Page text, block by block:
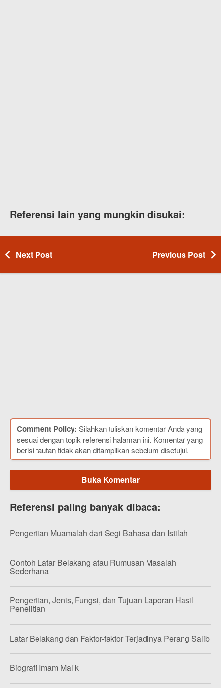
Referensi lain yang mungkin disukai:
Next Post Previous Post
Comment Policy: Silahkan tuliskan komentar Anda yang
sesuai dengan topik referensi halaman ini. Komentar yang
berisi tautan tidak akan ditampilkan sebelum disetujui.
Buka Komentar
Referensi paling banyak dibaca:
Pengertian Muamalah dari Segi Bahasa dan Istilah
Contoh Latar Belakang atau Rumusan Masalah
Sederhana
Pengertian, Jenis, Fungsi, dan Tujuan Laporan Hasil
Penelitian
Latar Belakang dan Faktor-faktor Terjadinya Perang Salib
Biografi Imam Malik